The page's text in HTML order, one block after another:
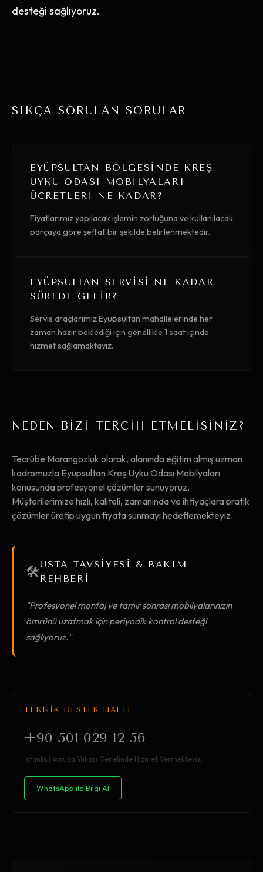
desteği sağlıyoruz.
SIKÇA SORULAN SORULAR
EYÜPSULTAN BÖLGESINDE KREŞ
UYKU ODASI MOBILYALARI
ÜCRETLERI NE KADAR?
Fiyatlarımız yapılacak işlemin zorluğuna ve kullanılacak
parçaya göre şeffaf bir şekilde belirlenmektedir.
EYÜPSULTAN SERVISI NE KADAR
SÜREDE GELIR?
Servis araçlarımız Eyüpsultan mahallelerinde her
zaman hazır beklediği için genellikle 1 saat içinde
hizmet sağlamaktayız.
NEDEN BİZİ TERCİH ETMELİSİNİZ?
Tecrübe Marangozluk olarak, alanında eğitim almış uzman
kadromuzla Eyüpsultan Kreş Uyku Odası Mobilyaları
konusunda profesyonel çözümler sunuyoruz.
Müşterilerimize hızlı, kaliteli, zamanında ve ihtiyaçlara pratik
çözümler üretip uygun fiyata sunmayı hedeflemekteyiz.
🛠️USTA TAVSİYESİ & BAKIM
REHBERİ
"Profesyonel montaj ve tamir sonrası mobilyalarınızın
ömrünü uzatmak için periyodik kontrol desteği
sağlıyoruz."
TEKNİK DESTEK HATTI
+90 501 029 12 56
İstanbul Avrupa Yakası Genelinde Hizmet Vermekteyiz.
WhatsApp ile Bilgi Al